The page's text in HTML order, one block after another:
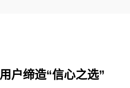
户缔造“信心之选”